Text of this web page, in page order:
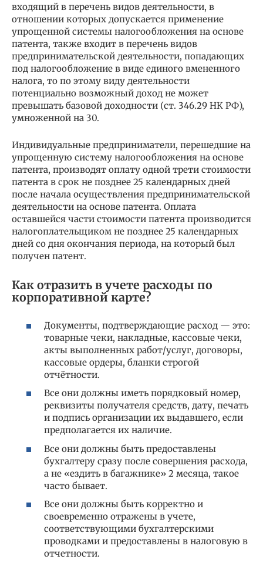
входящий в перечень видов деятельности, в
отношении которых допускается применение
упрощенной системы налогообложения на основе
патента, также входит в перечень видов
предпринимательской деятельности, попадающих
под налогообложение в виде единого вмененного
налога, то по этому виду деятельности
потенциально возможный доход не может
превышать базовой доходности (ст. 346.29 НК РФ),
умноженной на 30.
Индивидуальные предприниматели, перешедшие на
упрощенную систему налогообложения на основе
патента, производят оплату одной трети стоимости
патента в срок не позднее 25 календарных дней
после начала осуществления предпринимательской
деятельности на основе патента. Оплата
оставшейся части стоимости патента производится
налогоплательщиком не позднее 25 календарных
дней со дня окончания периода, на который был
получен патент.
Как отразить в учете расходы по
корпоративной карте?
Документы, подтверждающие расход — это:
товарные чеки, накладные, кассовые чеки,
акты выполненных работ/услуг, договоры,
кассовые ордеры, бланки строгой
отчётности.
Все они должны иметь порядковый номер,
реквизиты получателя средств, дату, печать
и подпись организации их выдавшего, если
предполагается их наличие.
Все они должны быть предоставлены
бухгалтеру сразу после совершения расхода,
а не «ездить в багажнике» 2 месяца, такое
часто бывает.
Все они должны быть корректно и
своевременно отражены в учете,
соответствующими бухгалтерскими
проводками и предоставлены в налоговую в
отчетности.